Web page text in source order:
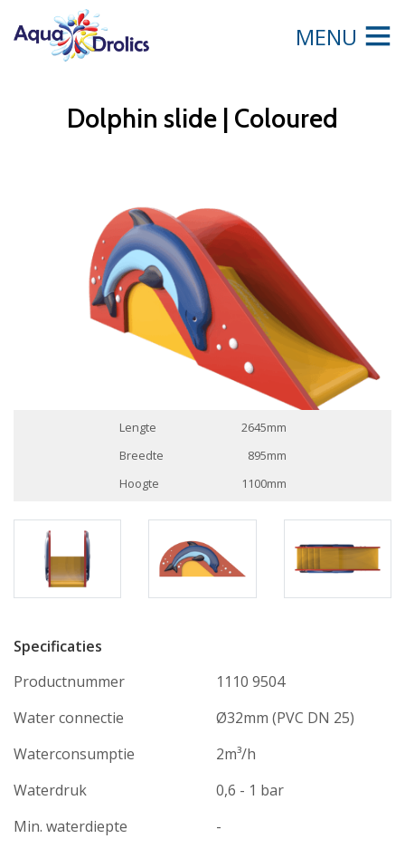
MENU
Dolphin slide | Coloured
Lengte
2645mm
Breedte
895mm
Hoogte
1100mm
Specificaties
Productnummer
1110 9504
Water connectie
Ø32mm (PVC DN 25)
Waterconsumptie
2m³/h
Waterdruk
0,6 - 1 bar
Min. waterdiepte
-